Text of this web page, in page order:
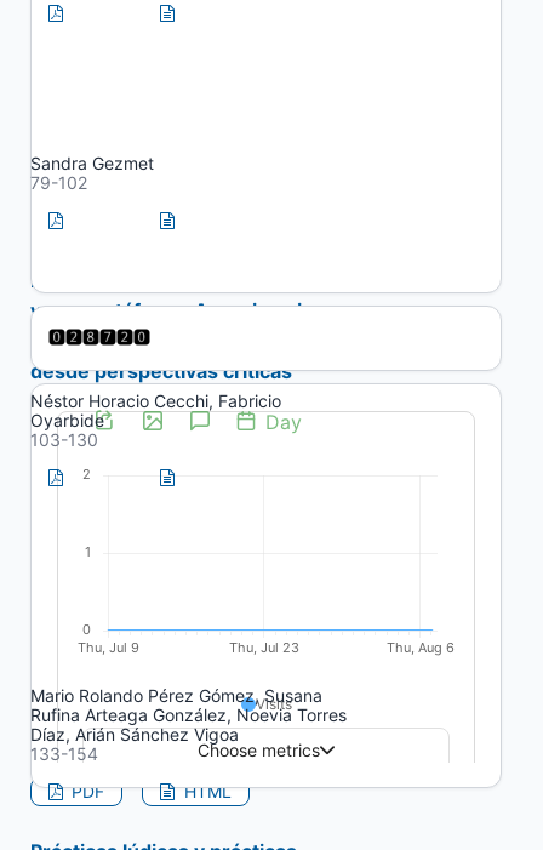
Sandra Gezmet
79-102
Las Prácticas Sociales Educativas
y sus metáforas. Aproximaciones
a una reconstrucción de sentidos
desde perspectivas críticas
Néstor Horacio Cecchi, Fabricio
Oyarbide
103-130
PDF
Artículos
la universidad en Manicaragua.
Mario Rolando Pérez Gómez, Susana
Rufina Arteaga González, Noevia Torres
Díaz, Arián Sánchez Vigoa
133-154
PDF
HTML